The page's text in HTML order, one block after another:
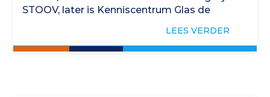
STOOV, later is Kenniscentrum Glas de
LEES VERDER